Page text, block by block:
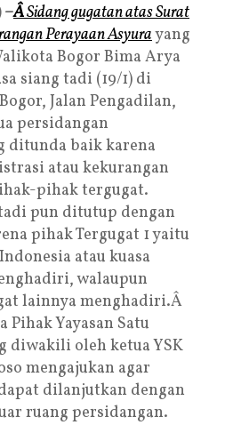
–ÂSidang gugatan atas Surat
Perayaan Asyurayang
Bogor Bima Arya
siang tadi (19/1) di
Jalan Pengadilan,
persidangan
ditunda baik karena
atau kekurangan
pihak tergugat.
pun ditutup dengan
pihak Tergugat 1 yaitu
atau kuasa
walaupun
lainnya menghadiri.Â
Pihak Yayasan Satu
diwakili oleh ketua YSK
mengajukan agar
dilanjutkan dengan
ruang persidangan.